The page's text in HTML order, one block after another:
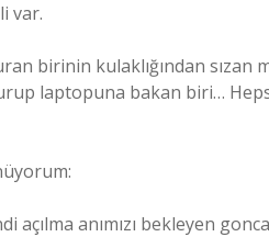
var.
birinin kulaklığından
laptopuna bakan biri…
açılma anımızı bekleyen